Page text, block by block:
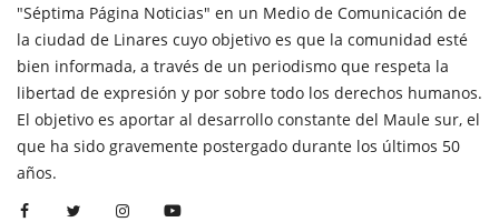
"Séptima Página Noticias" en un Medio de Comunicación de
la ciudad de Linares cuyo objetivo es que la comunidad esté
bien informada, a través de un periodismo que respeta la
libertad de expresión y por sobre todo los derechos humanos.
El objetivo es aportar al desarrollo constante del Maule sur, el
que ha sido gravemente postergado durante los últimos 50
años.